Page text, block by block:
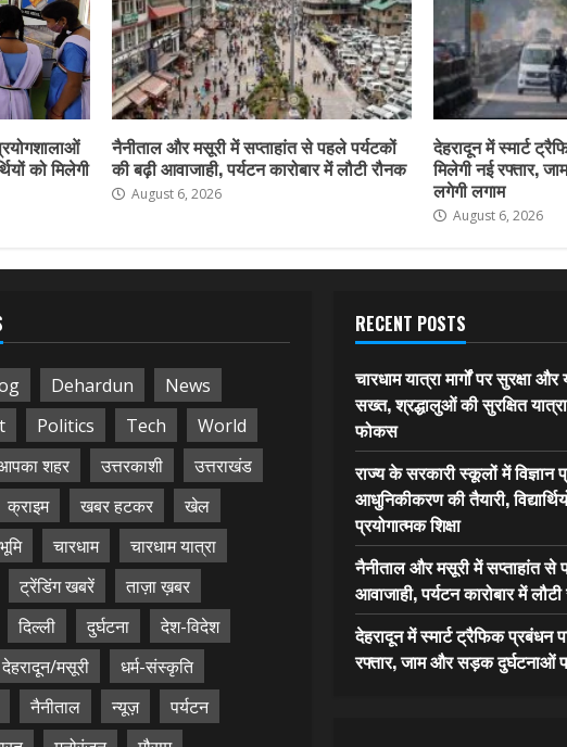
को मिलेगी
नैनीताल और मसूरी में सप्ताहांत से पहले पर्यटकों
की बढ़ी आवाजाही, पर्यटन कारोबार में लौटी रौनक
August 6, 2026
देहरादून में स्मार्ट
मिलेगी नई रफ्तार,
लगेगी लगाम
August 6, 2026
Dehardun
News
Politics Tech
World
शहर उत्तरकाशी
उत्तराखंड
क्राइम खबर हटकर
खेल
चारधाम
चारधाम यात्रा
ट्रेंडिंग खबरें
ताज़ा ख़बर
दिल्ली दुर्घटना
देश-विदेश
देहरादून/मसूरी
धर्म-संस्कृति
नैनीताल न्यूज़
पर्यटन
RECENT POSTS
चारधाम यात्रा मार्गों पर सुरक्षा
सख्त, श्रद्धालुओं की सुरक्षित
फोकस
राज्य के सरकारी स्कूलों में
आधुनिकीकरण की तैयारी,
प्रयोगात्मक शिक्षा
नैनीताल और मसूरी में सप्ताहांत से
आवाजाही, पर्यटन कारोबार में
देहरादून में स्मार्ट ट्रैफिक प्रबंधन
रफ्तार, जाम और सड़क दुर्घटनाओं